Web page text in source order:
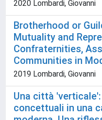
2020 Lombardi, Giovanni
Brotherhood or
Mutuality and
Confraternities,
Communities in
2019 Lombardi, Giovanni
Una città
concettuali in una